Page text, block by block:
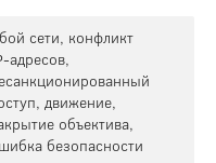
сети, конфликт
адресов,
движение,
объектива,
безопасности